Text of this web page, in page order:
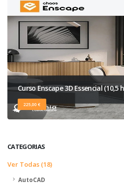
Curso Enscape 3D Essencial (10,5
225,00 €
CATEGORIAS
Ver Todas (18)
AutoCAD